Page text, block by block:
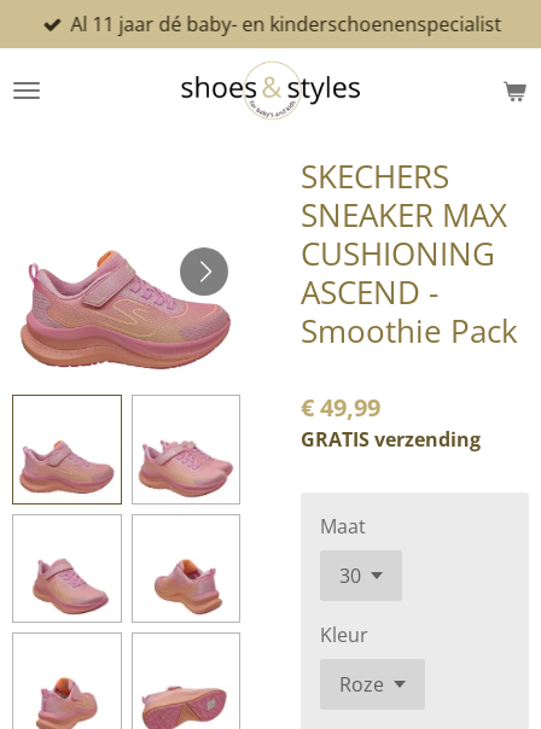
direct
naar
Al 11 jaar dé baby- en kinderschoenenspecialist
SKECHERS
SNEAKER MAX
CUSHIONING
ASCEND -
Smoothie Pack
€ 49,99
GRATIS verzending
Maat
Kleur